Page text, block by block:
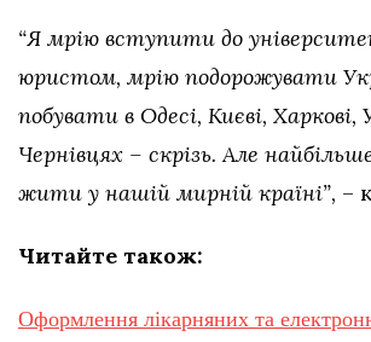
“Я мрію вступити до
юристом, мрію подорожувати
побувати в Одесі, Києві, Харкові,
Чернівцях – скрізь. Але
жити у нашій мирній країні”, –
Читайте також:
Оформлення лікарняних та